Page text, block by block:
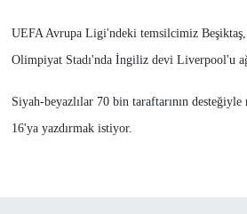
UEFA Avrupa Ligi'ndeki temsilcimiz Beşiktaş,
Olimpiyat Stadı'nda İngiliz devi Liverpool'u
Siyah-beyazlılar 70 bin taraftarının desteğiyle
16'ya yazdırmak istiyor.